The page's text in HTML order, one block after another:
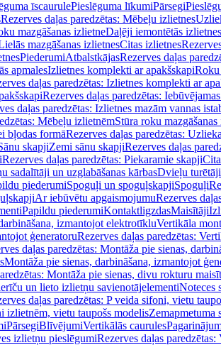
īscaurulePieslēguma līkumiPārsegi
Rezerves daļas paredzētas: Mēbeļu izlietnes
mazgāšanas izlietneDaļēji iemontētās izlietnes
mazgāšanas izlietnesCitas izlietnes
PiederumiAtbalstkājasRezerves daļas
apmalesIzlietnes komplekti ar apakšskapiRoku
daļas paredzētas: Izlietnes komplekti ar
Rezerves daļas paredzētas:
daļas paredzētas: Izlietnes mazām vannas
Mēbeļu izlietnēmStūra roku
bļodas formāRezerves daļas paredzētas:
skapjiZemi sānu skapjiRezerves daļas
Rezerves daļas paredzētas: Piekaramie skapji
sadalītāji un uzglabāšanas kārbasDvieļu
piederumiSpoguļi un spoguļskapjiSpoguļi
Ar iebūvētu apgaismojumuRezerves
Papildu piederumiKontaktligzdasMaisītāji
izmantojot elektrotīkluVertikāla
ģeneratoruRezerves daļas paredzētas:
daļas paredzētas: Montāža pie sienas,
Montāža pie sienas, darbināšana, izmantojot
Montāža pie sienas, divu rokturu
un lieto izlietņu savienotājelementiNoteces
daļas paredzētas: P veida sifoni, vietu
izlietnēm, vietu taupošs modelisZemapmetuma
PārsegiBlīvējumiVertikālās caurules
izlietņu pieslēgumiRezerves daļas